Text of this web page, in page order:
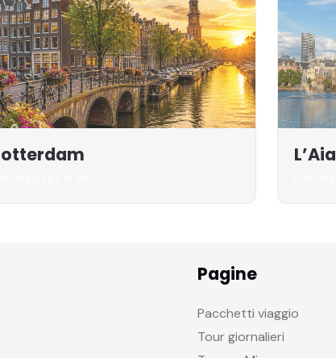
L’Aia
Pagine
Pacchetti viaggio
Tour giornalieri